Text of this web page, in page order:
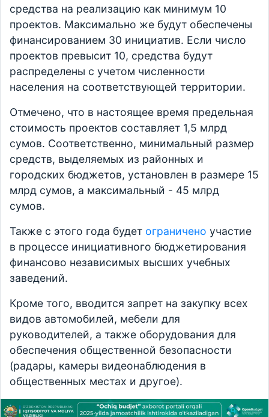
средства на реализацию как минимум 10
проектов. Максимально же будут обеспечены
финансированием 30 инициатив. Если число
проектов превысит 10, средства будут
распределены с учетом численности
населения на соответствующей территории.
Отмечено, что в настоящее время предельная
стоимость проектов составляет 1,5 млрд
сумов. Соответственно, минимальный размер
средств, выделяемых из районных и
городских бюджетов, установлен в размере 15
млрд сумов, а максимальный - 45 млрд
сумов.
Также с этого года будет ограничено участие
в процессе инициативного бюджетирования
финансово независимых высших учебных
заведений.
Кроме того, вводится запрет на закупку всех
видов автомобилей, мебели для
руководителей, а также оборудования для
обеспечения общественной безопасности
(радары, камеры видеонаблюдения в
общественных местах и другое).